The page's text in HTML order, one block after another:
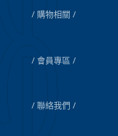
購物相關
會員專區
聯絡我們